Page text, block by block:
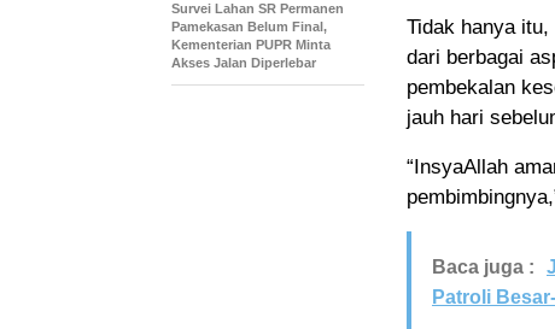
Tidak hanya
dari berbagai
pembekalan
jauh hari
“InsyaAllah
Baca juga :
Patroli
Survei Lahan SR Permanen
Pamekasan Belum Final,
Kementerian PUPR Minta
Akses Jalan Diperlebar